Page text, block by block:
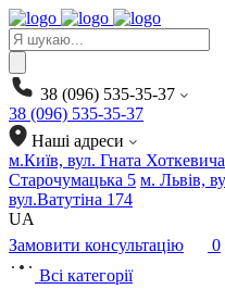
Products
search
38 (096) 535-35-37
38 (096) 535-35-37
Наші адреси
м.Київ, вул. Гната
Старочумацька 5 м. Львів,
вул.Ватутіна 174
UA
Замовити консультацію
0
Всі категорії